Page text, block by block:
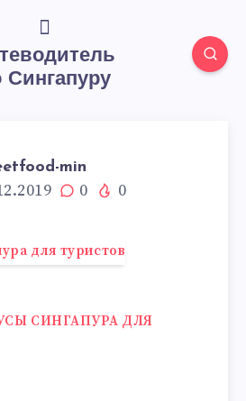
Сингапуру
min
0 0
СИНГАПУРА ДЛЯ